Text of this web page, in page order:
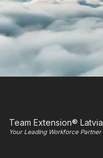
Team Extension® Latvia
Your Leading Workforce Partner